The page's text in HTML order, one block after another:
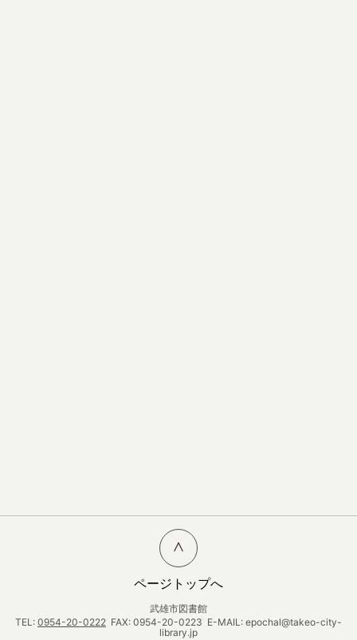
ページトップへ
武雄市図書館
TEL: 0954-20-0222 FAX: 0954-20-0223 E-MAIL: epochal@takeo-city-
library.jp